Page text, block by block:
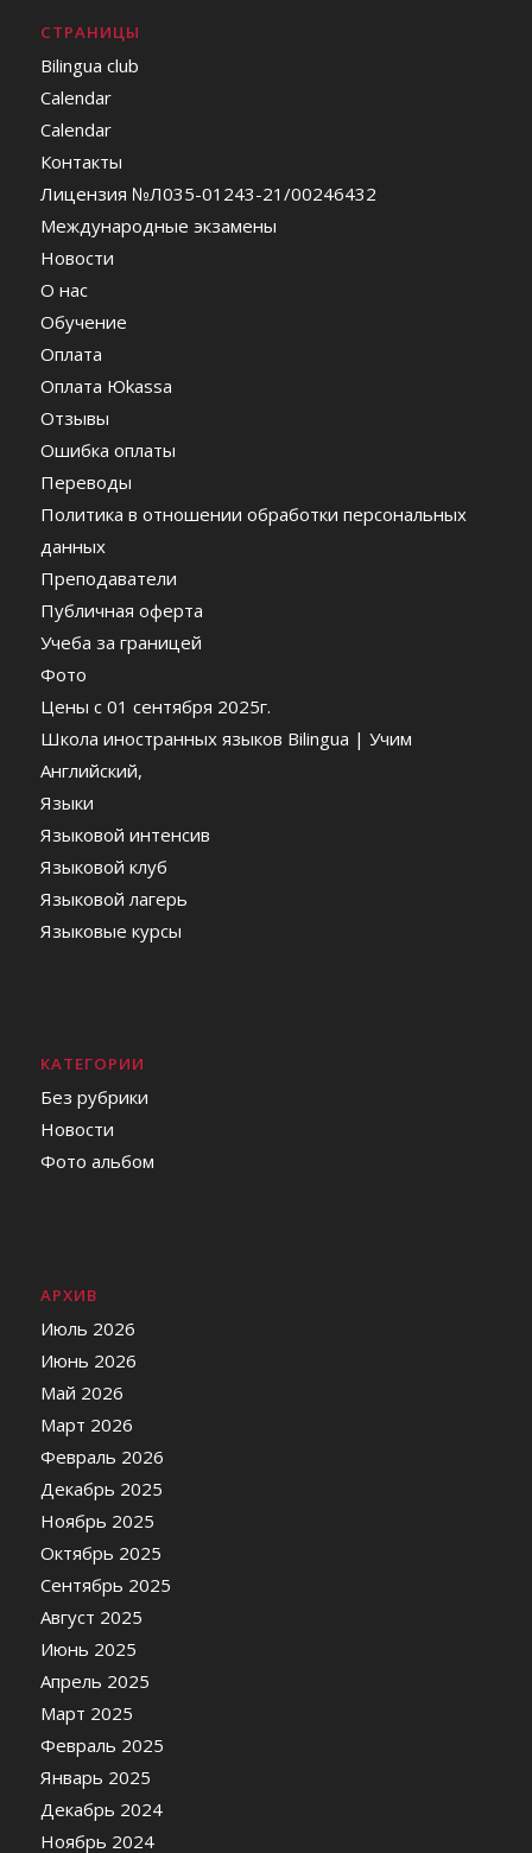
СТРАНИЦЫ
Bilingua club
Calendar
Calendar
Контакты
Лицензия №Л035-01243-21/00246432
Международные экзамены
Новости
О нас
Обучение
Оплата
Оплата Юkassa
Отзывы
Ошибка оплаты
Переводы
Политика в отношении обработки персональных
данных
Преподаватели
Публичная оферта
Учеба за границей
Фото
Цены c 01 сентября 2025г.
Школа иностранных языков Bilingua | Учим
Английский,
Языки
Языковой интенсив
Языковой клуб
Языковой лагерь
Языковые курсы
КАТЕГОРИИ
Без рубрики
Новости
Фото альбом
АРХИВ
Июль 2026
Июнь 2026
Май 2026
Март 2026
Февраль 2026
Декабрь 2025
Ноябрь 2025
Октябрь 2025
Сентябрь 2025
Август 2025
Июнь 2025
Апрель 2025
Март 2025
Февраль 2025
Январь 2025
Декабрь 2024
Ноябрь 2024